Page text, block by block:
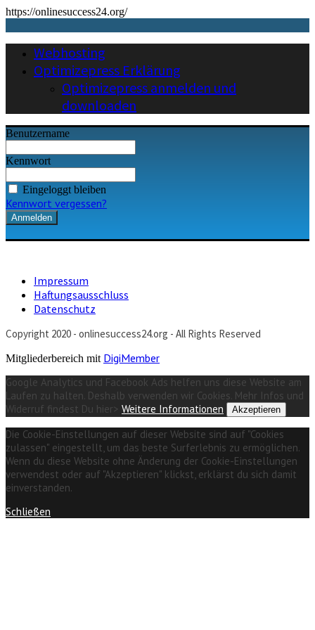
https://onlinesuccess24.org/
Webhosting
Optimizepress Erklärung
Optimizepress anmelden und
downloaden
Benutzername
Kennwort
Eingeloggt bleiben
Kennwort vergessen?
Impressum
Haftungsausschluss
Datenschutz
Copyright 2020 - onlinesuccess24.org - All Rights Reserved
Mitgliederbereich mit DigiMember
Google Analytics und Facebook Ads helfen uns diese Website am
Laufen zu halten. Deshalb verwenden wir Cookies. Mehr Infos und
Widerruf findest Du hier> Weitere Informationen Akzeptieren
Die Cookie-Einstellungen auf dieser Website sind auf "Cookies
zulassen" eingestellt, um das beste Surferlebnis zu ermöglichen.
Wenn du diese Website ohne Änderung der Cookie-Einstellungen
verwendest oder auf "Akzeptieren" klickst, erklärst du sich damit
einverstanden.
Schließen